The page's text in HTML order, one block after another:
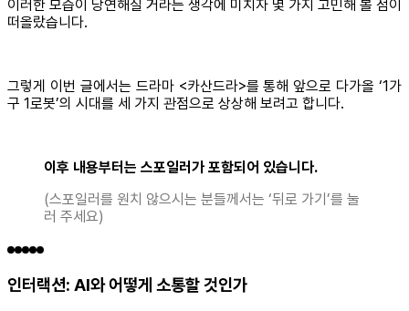
이러한 모습이 당연해질 거라는 생각에 미치자 몇 가지 고민해 볼 점이
떠올랐습니다.
그렇게 이번 글에서는 드라마 <카산드라>를 통해 앞으로 다가올 ‘1가
구 1로봇’의 시대를 세 가지 관점으로 상상해 보려고 합니다.
이후 내용부터는 스포일러가 포함되어 있습니다.
(스포일러를 원치 않으시는 분들께서는 ‘뒤로 가기’를 눌
러 주세요)
인터랙션: AI와 어떻게 소통할 것인가